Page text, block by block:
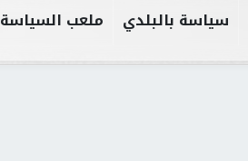
سياسة بالبلدي ملعب السياسة